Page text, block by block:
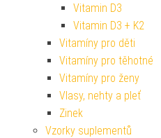
Vitamin D3
Vitamin D3 + K2
Vitamíny pro děti
Vitamíny pro těhotné
Vitamíny pro ženy
Vlasy, nehty a pleť
Zinek
Vzorky suplementů